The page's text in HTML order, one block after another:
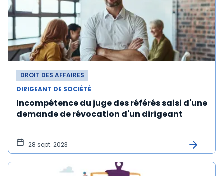
DROIT DES AFFAIRES
DIRIGEANT DE SOCIÉTÉ
Incompétence du juge des référés saisi d'une
demande de révocation d'un dirigeant
28 sept. 2023